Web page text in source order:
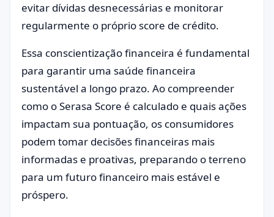
evitar dívidas desnecessárias e monitorar
regularmente o próprio score de crédito.
Essa conscientização financeira é fundamental
para garantir uma saúde financeira
sustentável a longo prazo. Ao compreender
como o Serasa Score é calculado e quais ações
impactam sua pontuação, os consumidores
podem tomar decisões financeiras mais
informadas e proativas, preparando o terreno
para um futuro financeiro mais estável e
próspero.